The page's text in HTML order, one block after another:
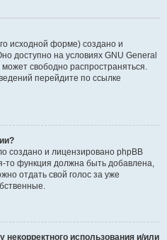
исходной форме) создано и
доступно на условиях GNU General
свободно распространяться.
перейдите по ссылке
создано и лицензировано phpBB
то функция должна быть добавлена,
отдать свой голос за уже
использования и/или